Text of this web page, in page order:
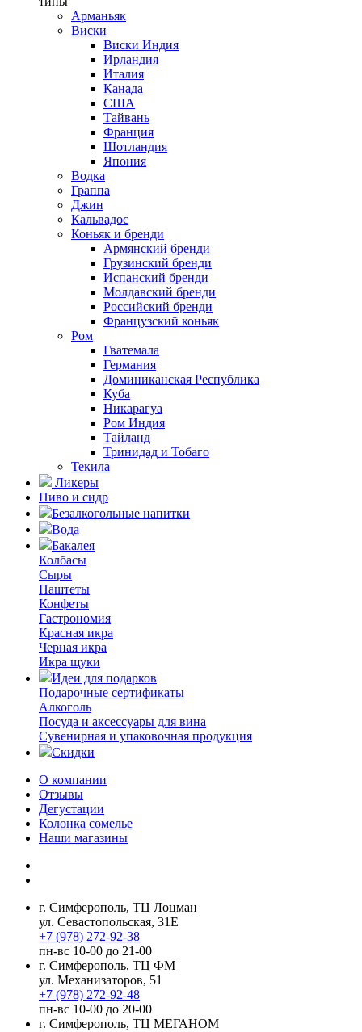
Арманьяк
Виски
Виски Индия
Ирландия
Италия
Канада
США
Тайвань
Франция
Шотландия
Япония
Водка
Граппа
Джин
Кальвадос
Коньяк и бренди
Армянский бренди
Грузинский бренди
Испанский бренди
Молдавский бренди
Российский бренди
Французский коньяк
Ром
Гватемала
Германия
Доминиканская Республика
Куба
Никарагуа
Ром Индия
Тайланд
Тринидад и Тобаго
Текила
Ликеры
Пиво и сидр
Безалкогольные напитки
Вода
Бакалея
Колбасы
Сыры
Паштеты
Конфеты
Гастрономия
Красная икра
Черная икра
Икра щуки
Идеи для подарков
Подарочные сертификаты
Алкоголь
Посуда и аксессуары для вина
Сувенирная и упаковочная продукция
Скидки
О компании
Отзывы
Дегустации
Колонка сомелье
Наши магазины
г. Симферополь, ТЦ Лоцман
ул. Севастопольская, 31Е
+7 (978) 272-92-38
пн-вс 10-00 до 21-00
г. Симферополь, ТЦ ФМ
ул. Механизаторов, 51
+7 (978) 272-92-48
пн-вс 10-00 до 20-00
г. Симферополь, ТЦ МЕГАНОМ